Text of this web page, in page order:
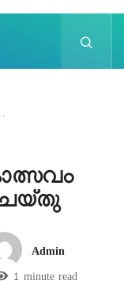
Admin
1 minute read